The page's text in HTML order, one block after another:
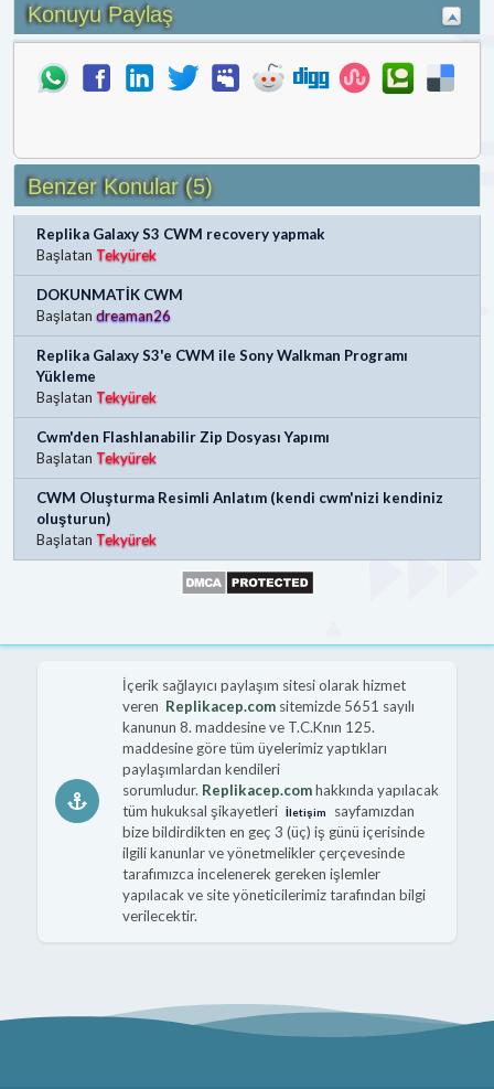
Konuyu Paylaş
Benzer Konular (5)
Replika Galaxy S3 CWM recovery yapmak
Başlatan Tekyürek
DOKUNMATİK CWM
Başlatan dreaman26
Replika Galaxy S3'e CWM ile Sony Walkman Programı
Yükleme
Başlatan Tekyürek
Cwm'den Flashlanabilir Zip Dosyası Yapımı
Başlatan Tekyürek
CWM Oluşturma Resimli Anlatım (kendi cwm'nizi kendiniz
oluşturun)
Başlatan Tekyürek
İçerik sağlayıcı paylaşım sitesi olarak hizmet
veren Replikacep.comsitemizde 5651 sayılı
kanunun 8. maddesine ve T.C.Knın 125.
maddesine göre tüm üyelerimiz yaptıkları
paylaşımlardan kendileri
sorumludur. Replikacep.comhakkında yapılacak
tüm hukuksal şikayetleri İletişim
sayfamızdan
bize bildirdikten en geç 3 (üç) iş günü içerisinde
ilgili kanunlar ve yönetmelikler çerçevesinde
tarafımızca incelenerek gereken işlemler
yapılacak ve site yöneticilerimiz tarafından bilgi
verilecektir.